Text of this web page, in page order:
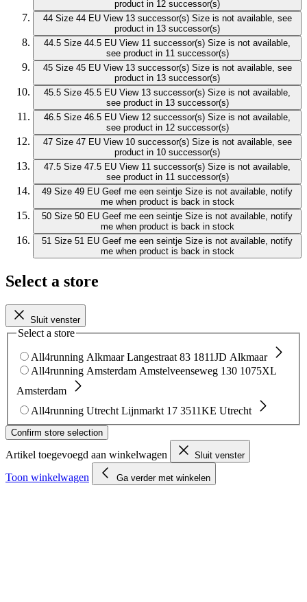
product in 12 successor(s)
44 Size 44 EU View 13 successor(s) Size is not available, see
product in 13 successor(s)
44.5 Size 44.5 EU View 11 successor(s) Size is not available,
see product in 11 successor(s)
45 Size 45 EU View 13 successor(s) Size is not available, see
product in 13 successor(s)
45.5 Size 45.5 EU View 13 successor(s) Size is not available,
see product in 13 successor(s)
46.5 Size 46.5 EU View 12 successor(s) Size is not available,
see product in 12 successor(s)
47 Size 47 EU View 10 successor(s) Size is not available, see
product in 10 successor(s)
47.5 Size 47.5 EU View 11 successor(s) Size is not available,
see product in 11 successor(s)
49 Size 49 EU Geef me een seintje Size is not available, notify
me when product is back in stock
50 Size 50 EU Geef me een seintje Size is not available, notify
me when product is back in stock
51 Size 51 EU Geef me een seintje Size is not available, notify
me when product is back in stock
Select a store
Sluit venster
Select a store
All4running Alkmaar Langestraat 83 1811JD Alkmaar
All4running Amsterdam Amstelveenseweg 130 1075XL
Amsterdam
All4running Utrecht Lijnmarkt 17 3511KE Utrecht
Confirm store selection
Artikel toegevoegd aan winkelwagen Sluit venster
Toon winkelwagen Ga verder met winkelen